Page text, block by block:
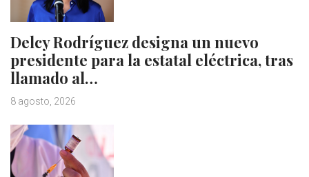
Delcy Rodríguez designa un nuevo
presidente para la estatal eléctrica, tras
llamado al…
8 agosto, 2026